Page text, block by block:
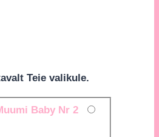
Teie valikule.
Baby Nr 2